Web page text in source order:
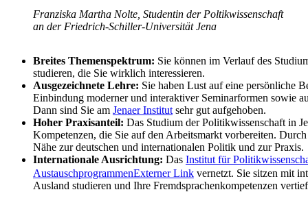
Franziska Martha Nolte, Studentin der Poltikwissenschaft
an der Friedrich-Schiller-Universität Jena
Breites Themenspektrum: Sie können im Verlauf des
studieren, die Sie wirklich interessieren.
Ausgezeichnete Lehre: Sie haben Lust auf eine persönliche
Einbindung moderner und interaktiver Seminarformen sowie
Dann sind Sie am Jenaer Institut sehr gut aufgehoben.
Hoher Praxisanteil: Das Studium der Politikwissenschaft in
Kompetenzen, die Sie auf den Arbeitsmarkt vorbereiten.
Nähe zur deutschen und internationalen Politik und zur Praxis.
Internationale Ausrichtung: Das Institut für
AustauschprogrammenExterner Link vernetzt. Sie sitzen mit
Ausland studieren und Ihre Fremdsprachenkompetenzen